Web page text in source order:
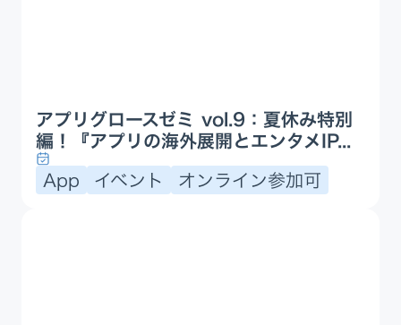
アプリグロースゼミ vol.9：夏休み特別
編！『アプリの海外展開とエンタメIP...
App イベント オンライン参加可